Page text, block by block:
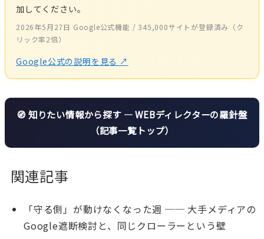
加してください。
2026年5月27日 Google公式機能 / 345,000サイトが登録済み（ク
リック率2倍）
Google公式の説明を見る ↗
🧭 知りたい情報から探す — WEBディレクターの羅針盤
（記事一覧トップ）
関連記事
「守る側」が動けなくなった週 ── 大手メディアの
Google遮断検討と、同じクローラーという壁